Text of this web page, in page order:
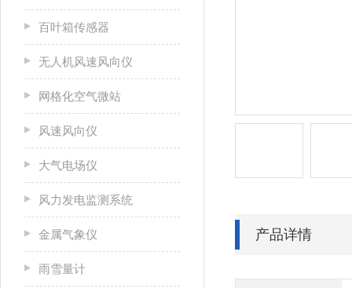
百叶箱传感器
无人机风速风向仪
网格化空气微站
风速风向仪
大气电场仪
风力发电监测系统
金属气象仪
雨雪量计
产品详情